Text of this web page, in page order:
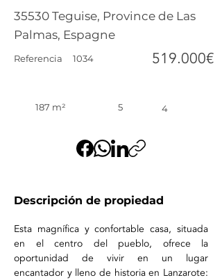
35530 Teguise, Province de Las
Palmas, Espagne
Referencia 1034 519.000€
187 m² 5 4
Descripción de propiedad
Esta magnífica y confortable casa, situada
en el centro del pueblo, ofrece la
oportunidad de vivir en un lugar
encantador y lleno de historia en Lanzarote: